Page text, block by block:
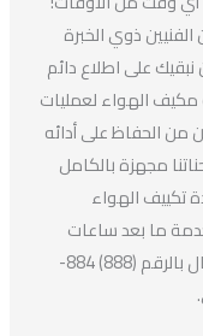
ذوي الخبرة
على اطلاع دائم
الهواء لعمليات
على أدائه
مجهزة بالكامل
الهواء
ما بعد ساعات
العمل ، فيرجى التأكد من الاتصال بالرقم (888) 884-